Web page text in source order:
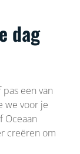
dag
een van
we voor je
Oceaan
creëren om